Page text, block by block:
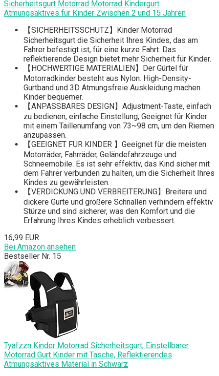
Sicherheitsgurt Motorrad Motorrad Kindergurt
Atmungsaktives für Kinder Zwischen 2 und 15 Jahren
【SICHERHEITSSCHUTZ】Kinder Motorrad
Sicherheitsgurt die Sicherheit Ihres Kindes, das am
Fahrer befestigt ist, für eine kurze Fahrt. Das
reflektierende Design bietet mehr Sicherheit für Kinder.
【HOCHWERTIGE MATERIALIEN】Der Gürtel für
Motorradkinder besteht aus Nylon. High-Density-
Gurtband und 3D Atmungsfreie Auskleidung machen
Kinder bequemer.
【ANPASSBARES DESIGN】Adjustment-Taste, einfach
zu bedienen, einfache Einstellung, Geeignet für Kinder
mit einem Taillenumfang von 73~98 cm, um den Riemen
anzupassen.
【GEEIGNET FÜR KINDER 】Geeignet für die meisten
Motorräder, Fahrräder, Geländefahrzeuge und
Schneemobile. Es ist sehr effektiv, das Kind sicher mit
dem Fahrer verbunden zu halten, um die Sicherheit Ihres
Kindes zu gewährleisten.
【VERDICKUNG UND VERBREITERUNG】Breitere und
dickere Gurte und größere Schnallen verhindern effektiv
Stürze und sind sicherer, was den Komfort und die
Erfahrung Ihres Kindes erheblich verbessert.
16,99 EUR
Bei Amazon ansehen
Bestseller Nr. 15
Tyafzzn Kinder Motorrad Sicherheitsgurt, Einstellbarer
Motorrad Gurt Kinder mit Tasche, Reflektierendes
Atmungsaktives Material in Schwarz